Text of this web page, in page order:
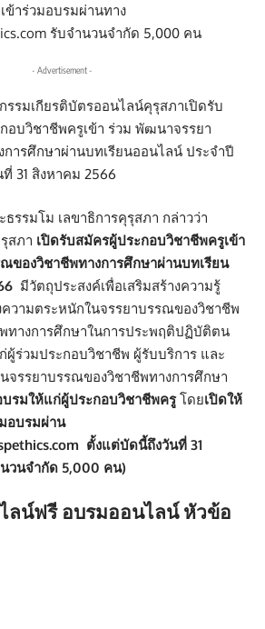
ข้าร่วมอบรมผ่านทาง
รับจำนวนจำกัด 5,000 คน
- Advertisement -
รรมเกียรติบัตรออนไลน์คุรุสภาเปิดรับ
อบวิชาชีพครูเข้า ร่วม พัฒนาจรรยา
ารศึกษาผ่านบทเรียนออนไลน์ ประจำปี
31 สิงหาคม 2566
รรมโม เลขาธิการคุรุสภา กล่าวว่า
สภา เปิดรับสมัครผู้ประกอบวิชาชีพครูเข้า
ของวิชาชีพทางการศึกษาผ่านบทเรียน
มีวัตถุประสงค์เพื่อเสริมสร้างความรู้
ความตระหนักในจรรยาบรรณของวิชาชีพ
ทางการศึกษาในการประพฤติปฏิบัติตน
ผู้ร่วมประกอบวิชาชีพ ผู้รับบริการ และ
จรรยาบรรณของวิชาชีพทางการศึกษา
รมให้แก่ผู้ประกอบวิชาชีพครูโดยเปิดให้
อบรมผ่าน
ตั้งแต่บัดนี้ถึงวันที่ 31
วนจำกัด 5,000 คน)
ลน์ฟรี อบรมออนไลน์ หัวข้อ